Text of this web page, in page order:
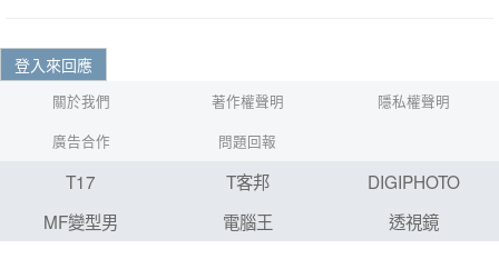
登入來回應
關於我們 著作權聲明
隱私權聲明
廣告合作
問題回報
T17 T客邦
DIGIPHOTO
MF變型男
電腦王 透視鏡